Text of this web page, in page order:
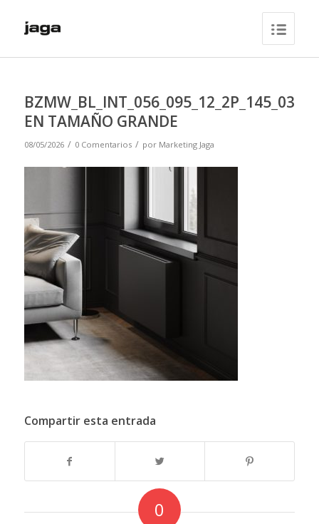
BZMW_BL_INT_056_095_12_2P_145_03
EN TAMAÑO GRANDE
08/05/2026 / 0 Comentarios / por Marketing Jaga
Compartir esta entrada
0